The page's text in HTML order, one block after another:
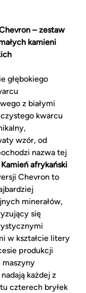
– zestaw
kamieni
głębokiego
z białymi
kwarcu
wzór, od
nazwa tej
Kamień afrykański
Chevron to
minerałów,
się
w kształcie litery
produkcji
maszyny
każdej z
czterech bryłek